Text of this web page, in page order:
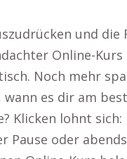
und die
Online-
Noch mehr
wann es dir am
Klicken lohnt sich:
oder